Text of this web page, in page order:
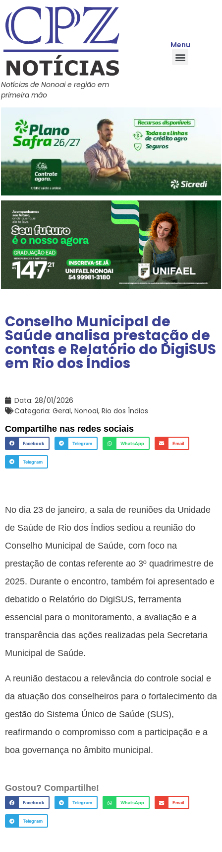
Notícias de Nonoai e região em
primeira mão
Menu
Conselho Municipal de
Saúde analisa prestação de
contas e Relatório do DigiSUS
em Rio dos Índios
Data: 28/01/2026
Categoria: Geral, Nonoai, Rio dos Índios
Compartilhe nas redes sociais
Facebook Telegram WhatsApp Email
Telegram
No dia 23 de janeiro, a sala de reuniões da Unidade
de Saúde de Rio dos Índios sediou a reunião do
Conselho Municipal de Saúde, com foco na
prestação de contas referente ao 3º quadrimestre de
2025. Durante o encontro, também foi apresentado e
debatido o Relatório do DigiSUS, ferramenta
essencial para o monitoramento, a avaliação e a
transparência das ações realizadas pela Secretaria
Municipal de Saúde.
A reunião destacou a relevância do controle social e
da atuação dos conselheiros para o fortalecimento da
gestão do Sistema Único de Saúde (SUS),
reafirmando o compromisso com a participação e a
boa governança no âmbito municipal.
Gostou? Compartilhe!
Facebook Telegram WhatsApp Email
Telegram